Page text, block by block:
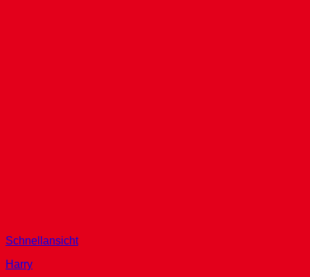
Schnellansicht
Harry